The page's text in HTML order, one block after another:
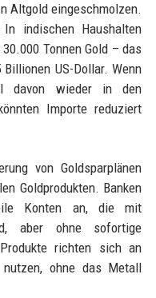
Altgold eingeschmolzen.
indischen Haushalten
Tonnen Gold – das
US-Dollar. Wenn
davon wieder in den
Importe reduziert
von Goldsparplänen
Goldprodukten. Banken
Konten an, die mit
aber ohne sofortige
richten sich an
ohne das Metall